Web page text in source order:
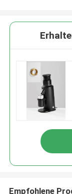
Empfohlene